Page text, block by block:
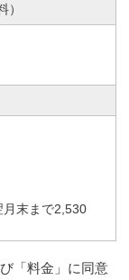
）
月末まで2,530
び「料金」に同意